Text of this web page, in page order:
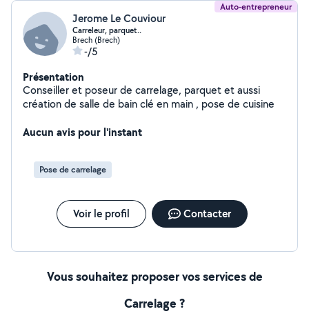
Auto-entrepreneur
Jerome Le Couviour
Carreleur, parquet..
Brech (Brech)
-/5
Présentation
Conseiller et poseur de carrelage, parquet et aussi
création de salle de bain clé en main , pose de cuisine
Aucun avis pour l'instant
Pose de carrelage
Voir le profil Contacter
Vous souhaitez proposer vos services de
Carrelage ?